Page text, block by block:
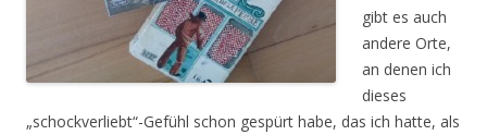
gibt es auch
andere Orte,
an denen ich
dieses
„schockverliebt“-Gefühl schon gespürt habe, das ich hatte, als